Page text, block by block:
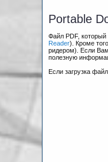
Portable
Файл PDF,
Reader). Кроме
ридером). Если
полезную
Если загрузка